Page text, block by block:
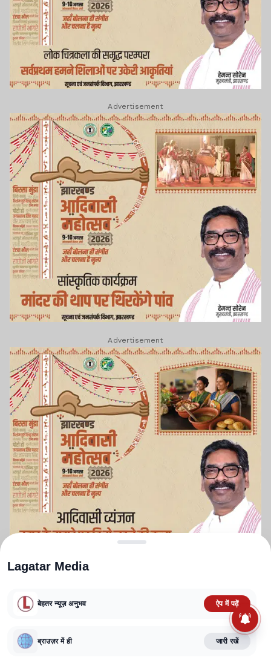
Advertisement
Advertisement
TERMS AND CONDITIONS
CORRECTIONS POLICY
FACT CHECKING POLICY
Lagatar Media
बेहतर न्यूज़ अनुभव ऐप में पढ़ें
ब्राउज़र में ही जारी रखें